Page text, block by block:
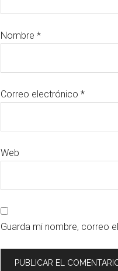
Nombre *
Correo electrónico *
Web
Guarda mi nombre, correo